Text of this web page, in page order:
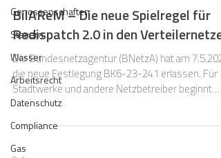
Genossenschaften
Steuern
Wasser
Arbeitsrecht
Datenschutz
Compliance
Gas
BilAReM – Die neue Spielregel für
Redispatch 2.0 in den Verteilernetzen
Die Bundesnetzagentur (BNetzA) hat am 7.5.2026
die neue Festlegung BK6-23-241 erlassen. Für
Stadtwerke und andere Netzbetreiber beginnt
damit die nächste Umsetzungsphase im
Redispatch 2.0. Nach längerer Vorbereitung, zwei
Konsultationsrunden und einer
Gesetzesänderung Ende 2025 steht nun fest: Die